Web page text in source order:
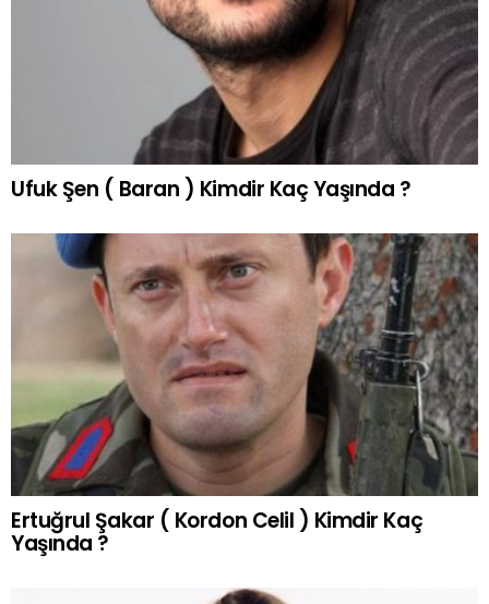
Ufuk Şen ( Baran ) Kimdir Kaç Yaşında ?
Ertuğrul Şakar ( Kordon Celil ) Kimdir Kaç
Yaşında ?